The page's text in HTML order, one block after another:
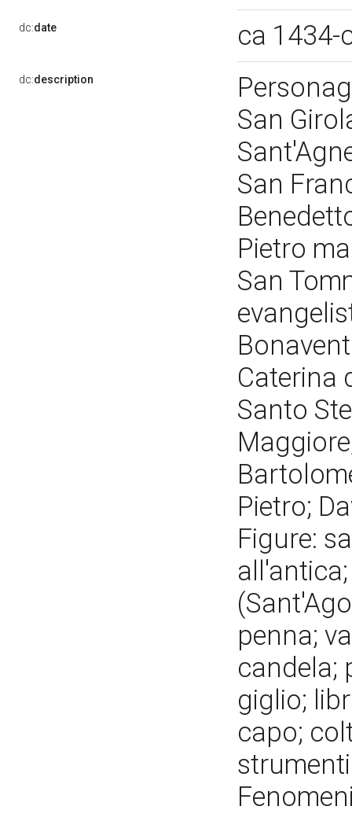
dc:date ca
dc:description
San
San
Pietro
San
Caterina
Santo
Pietro;
Figure:
penna;
candela;
giglio;
capo;